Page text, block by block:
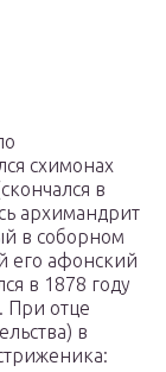
схимонах
в
архимандрит
в соборном
его афонский
в 1878 году
При отце
в